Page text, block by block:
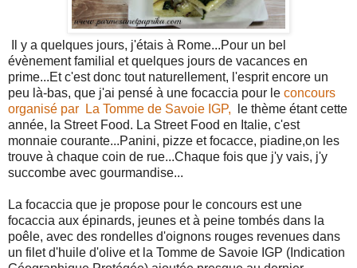
Il y a quelques jours, j'étais à Rome...Pour un bel
évènement familial et quelques jours de vacances en
prime...Et c'est donc tout naturellement, l'esprit encore un
peu là-bas, que j'ai pensé à une focaccia pour le concours
organisé par La Tomme de Savoie IGP, le thème étant cette
année, la Street Food. La Street Food en Italie, c'est
monnaie courante...Panini, pizze et focacce, piadine,on les
trouve à chaque coin de rue...Chaque fois que j'y vais, j'y
succombe avec gourmandise...
La focaccia que je propose pour le concours est une
focaccia aux épinards, jeunes et à peine tombés dans la
poêle, avec des rondelles d'oignons rouges revenues dans
un filet d'huile d'olive et la Tomme de Savoie IGP (Indication